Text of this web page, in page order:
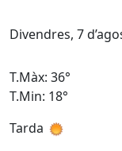
Divendres, 7
T.Màx: 36°
T.Min: 18°
Tarda